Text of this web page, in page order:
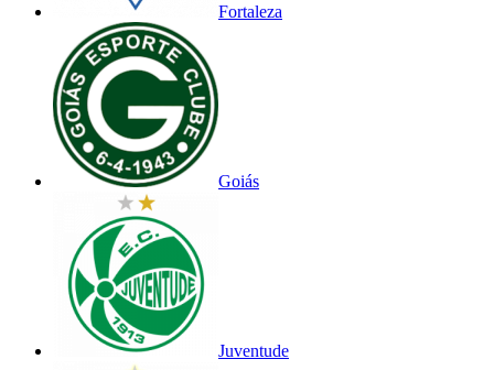
Fortaleza
Goiás
Juventude